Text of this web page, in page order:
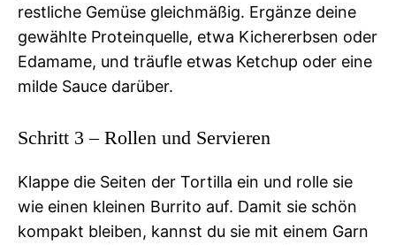
restliche Gemüse gleichmäßig. Ergänze deine
gewählte Proteinquelle, etwa Kichererbsen oder
Edamame, und träufle etwas Ketchup oder eine
milde Sauce darüber.
Schritt 3 – Rollen und Servieren
Klappe die Seiten der Tortilla ein und rolle sie
wie einen kleinen Burrito auf. Damit sie schön
kompakt bleiben, kannst du sie mit einem Garn